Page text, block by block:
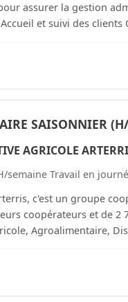
assurer la gestion
SAISONNIER
AGRICOLE
semaine Travail en
et de 2 782
Agroalimentaire,